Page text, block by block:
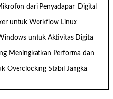
dari Penyadapan Digital
untuk Workflow Linux
untuk Aktivitas Digital
Meningkatkan Performa dan
Overclocking Stabil Jangka